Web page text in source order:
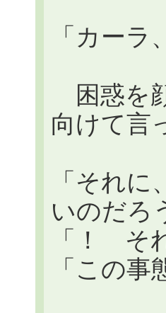
「カー
困惑を
向けて言
「それ
いのだろ
「！ そ
「この